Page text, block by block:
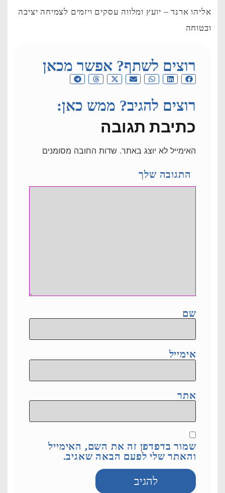
אליהו ארנד – יועץ ומלווה עסקים ויזמים לצמיחה יציבה
ובטוחה
רוצים לשתף? אפשר מכאן
רוצים להגיב? ממש כאן:
כתיבת תגובה
האימייל לא יוצג באתר. שדות החובה מסומנים
התגובה שלך
שם
אימייל
אתר
שמור בדפדפן זה את השם, האימייל
והאתר שלי לפעם הבאה שאגיב.